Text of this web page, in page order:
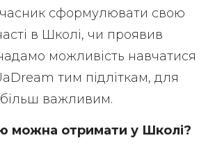
сформулювати свою
в Школі, чи проявив
можливість навчатися
тим підліткам, для
важливим.
можна отримати у Школі?